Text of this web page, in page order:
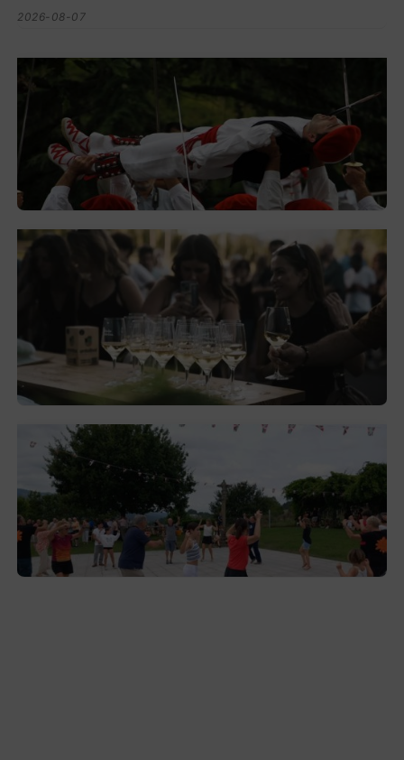
2026-08-07
Lorentzo Deunaren jaiak domekan
hasiko dira Montorran eta Berrizen
2026-08-05
El festival de Bizkaiko Txakolina ‘Mahasti
Artean’ llega a Durangaldea en
septiembre
2026-08-03
Gerediaga inicia sus fiestas con una cena
y la romería de Ansorregi eta Larrañaga
2026-08-03